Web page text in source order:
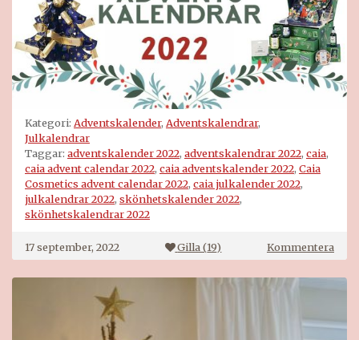
Kategori: Adventskalender, Adventskalendrar,
Julkalendrar
Taggar: adventskalender 2022, adventskalendrar 2022, caia,
caia advent calendar 2022, caia adventskalender 2022, Caia
Cosmetics advent calendar 2022, caia julkalender 2022,
julkalendrar 2022, skönhetskalender 2022,
skönhetskalendrar 2022
17 september, 2022 Gilla (19) Kommenterapå
Caia